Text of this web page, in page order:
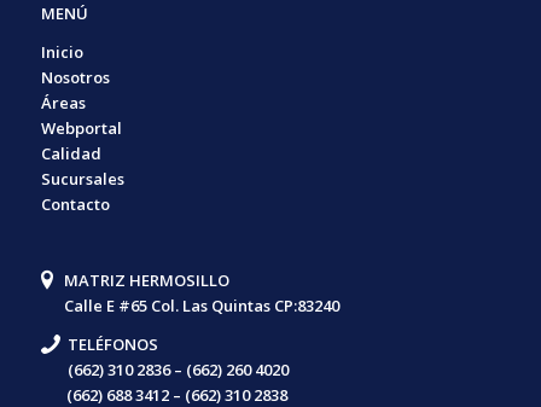
MENÚ
Inicio
Nosotros
Áreas
Webportal
Calidad
Sucursales
Contacto
MATRIZ HERMOSILLO
Calle E #65 Col. Las Quintas CP:83240
TELÉFONOS
(662) 310 2836 – (662) 260 4020
(662) 688 3412 – (662) 310 2838